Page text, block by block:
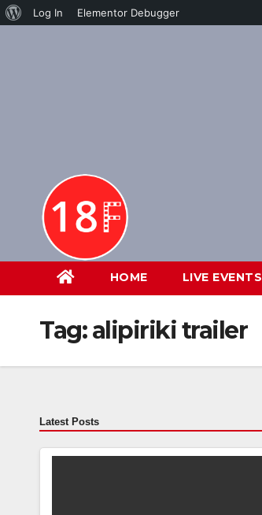
About
Log In Elementor Debugger
HOME LIVE EVENTS
Tag:alipiriki trailer
Latest Posts